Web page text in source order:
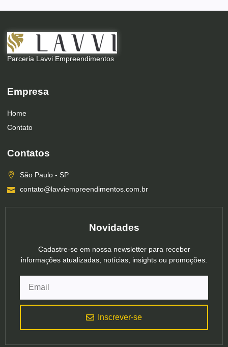
Parceria Lavvi Empreendimentos
Empresa
Home
Contato
Contatos
São Paulo - SP
contato@lavviempreendimentos.com.br
Novidades
Cadastre-se em nossa newsletter para receber
informações atualizadas, notícias, insights ou promoções.
Inscrever-se